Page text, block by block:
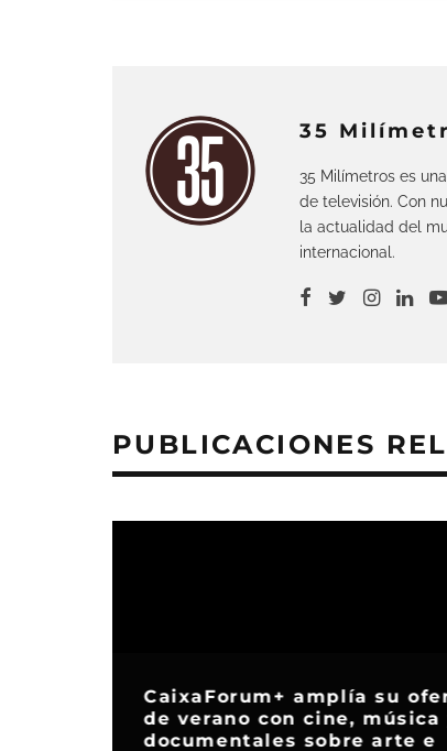
35
35 Milímetros es
de televisión. Con
la actualidad del
internacional.
PUBLICACIONES
CaixaForum+ amplía su
de verano con cine, música
documentales sobre arte e